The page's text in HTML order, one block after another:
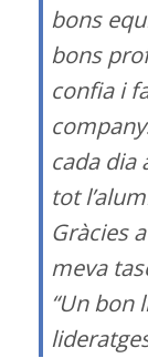
bons
bons
confia i
cada dia
tot
Gràcies
meva
“Un bon